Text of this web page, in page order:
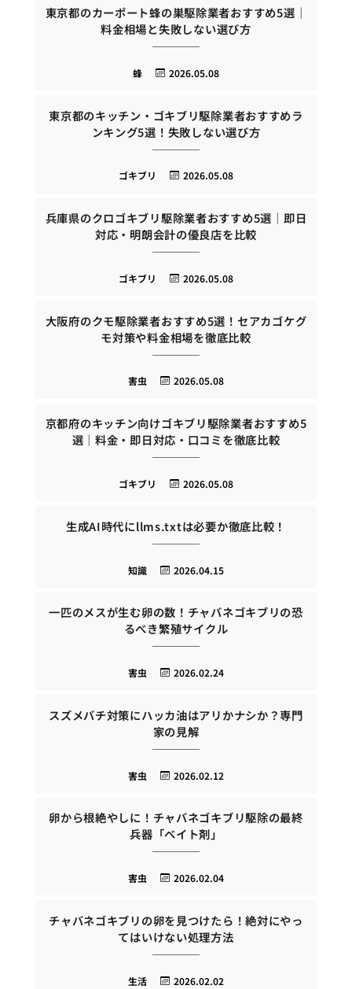
東京都のカーポート蜂の巣駆除業者おすすめ5選｜
料金相場と失敗しない選び方
2026.05.08
蜂
東京都のキッチン・ゴキブリ駆除業者おすすめラ
ンキング5選！失敗しない選び方
2026.05.08
ゴキブリ
兵庫県のクロゴキブリ駆除業者おすすめ5選｜即日
対応・明朗会計の優良店を比較
2026.05.08
ゴキブリ
大阪府のクモ駆除業者おすすめ5選！セアカゴケグ
モ対策や料金相場を徹底比較
2026.05.08
害虫
京都府のキッチン向けゴキブリ駆除業者おすすめ5
選｜料金・即日対応・口コミを徹底比較
2026.05.08
ゴキブリ
生成AI時代にllms.txtは必要か徹底比較！
2026.04.15
知識
一匹のメスが生む卵の数！チャバネゴキブリの恐
るべき繁殖サイクル
2026.02.24
害虫
スズメバチ対策にハッカ油はアリかナシか？専門
家の見解
2026.02.12
害虫
卵から根絶やしに！チャバネゴキブリ駆除の最終
兵器「ベイト剤」
2026.02.04
害虫
チャバネゴキブリの卵を見つけたら！絶対にやっ
てはいけない処理方法
2026.02.02
生活